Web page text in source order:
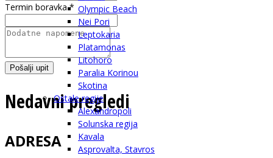
Olympic Beach
Nei Pori
Leptokaria
Platamonas
Litohoro
Paralia Korinou
Skotina
Ostale regije
Alexandropoli
Solunska regija
Kavala
Asprovalta, Stavros
Termin boravka*
Pošalji upit
Nedavni pregledi
ADRESA